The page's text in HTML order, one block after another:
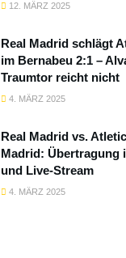
12. MÄRZ 2025
Real Madrid schlägt
im Bernabeu 2:1 –
Traumtor reicht nicht
4. MÄRZ 2025
Real Madrid vs.
Madrid: Übertragung
und Live-Stream
4. MÄRZ 2025